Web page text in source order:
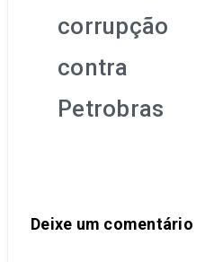
corrupção
contra
Petrobras
Deixe um comentário